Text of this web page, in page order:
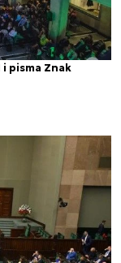
i pisma Znak